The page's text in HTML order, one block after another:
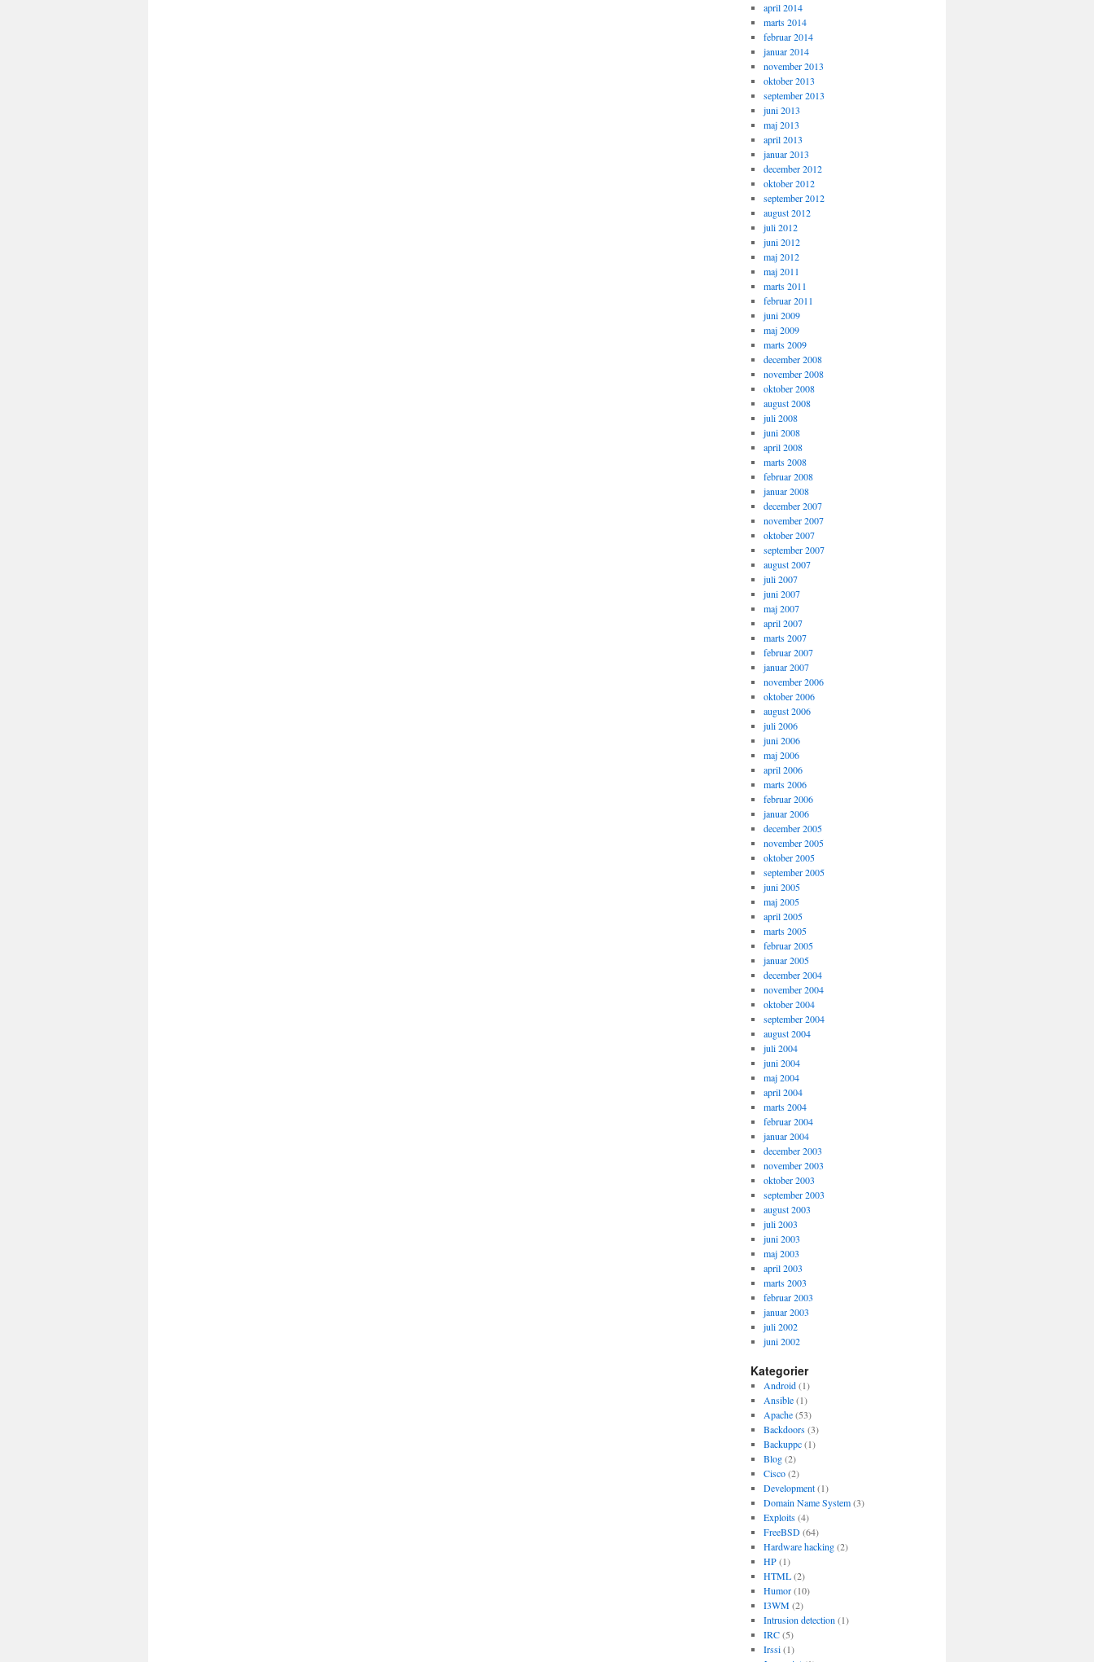
april 2014
marts 2014
februar 2014
januar 2014
november 2013
oktober 2013
september 2013
juni 2013
maj 2013
april 2013
januar 2013
december 2012
oktober 2012
september 2012
august 2012
juli 2012
juni 2012
maj 2012
maj 2011
marts 2011
februar 2011
juni 2009
maj 2009
marts 2009
december 2008
november 2008
oktober 2008
august 2008
juli 2008
juni 2008
april 2008
marts 2008
februar 2008
januar 2008
december 2007
november 2007
oktober 2007
september 2007
august 2007
juli 2007
juni 2007
maj 2007
april 2007
marts 2007
februar 2007
januar 2007
november 2006
oktober 2006
august 2006
juli 2006
juni 2006
maj 2006
april 2006
marts 2006
februar 2006
januar 2006
december 2005
november 2005
oktober 2005
september 2005
juni 2005
maj 2005
april 2005
marts 2005
februar 2005
januar 2005
december 2004
november 2004
oktober 2004
september 2004
august 2004
juli 2004
juni 2004
maj 2004
april 2004
marts 2004
februar 2004
januar 2004
december 2003
november 2003
oktober 2003
september 2003
august 2003
juli 2003
juni 2003
maj 2003
april 2003
marts 2003
februar 2003
januar 2003
juli 2002
juni 2002
Kategorier
Android(1)
Ansible(1)
Apache(53)
Backdoors(3)
Backuppc(1)
Blog(2)
Cisco(2)
Development(1)
Domain Name System(3)
Exploits(4)
FreeBSD(64)
Hardware hacking(2)
HP(1)
HTML(2)
Humor(10)
I3WM(2)
Intrusion detection (1)
IRC(5)
Irssi(1)